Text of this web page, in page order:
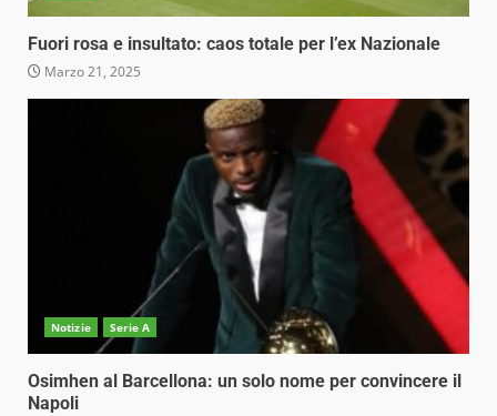
Fuori rosa e insultato: caos totale per l’ex Nazionale
Marzo 21, 2025
Notizie Serie A
Osimhen al Barcellona: un solo nome per convincere il
Napoli